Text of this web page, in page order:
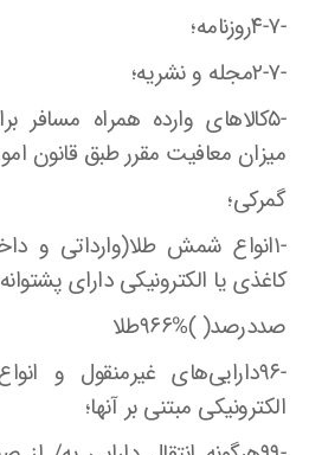
-۴-۷روزنامه؛
-۲-۷مجله و نشریه؛
-۵کالا‌های وارده همراه
میزان معافیت مقرر طبق قانون
گمرکی؛
-۱انواع شمش طلا(وارداتی و
کاغذی یا الکترونیکی دارای پشتوانه
صددرصد( )%۹۶۶طلا
-۹۶دارایی‌های غیرمنقول و
الکترونیکی مبتنی بر آنها؛